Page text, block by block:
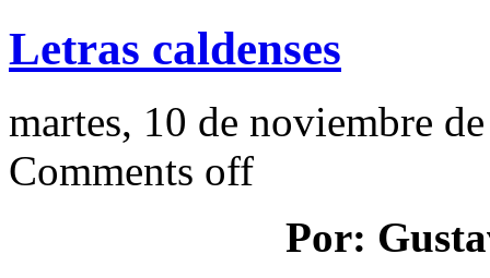
Letras caldenses
martes, 10 de noviembre
Comments off
Por: